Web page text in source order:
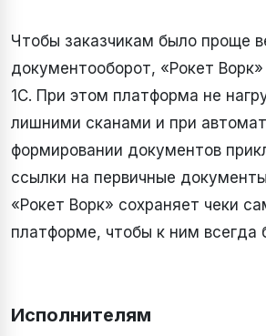
Чтобы заказчикам было проще
документооборот, «Рокет
1C. При этом платформа не
лишними сканами и при
формировании документов
ссылки на первичные
«Рокет Ворк» сохраняет чеки
платформе, чтобы к ним всегда
Исполнителям